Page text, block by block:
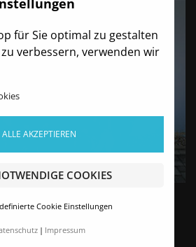
für Sie optimal zu gestalten
verbessern, verwenden wir
ALLE AKZEPTIEREN
COOKIES
Cookie Einstellungen
Impressum